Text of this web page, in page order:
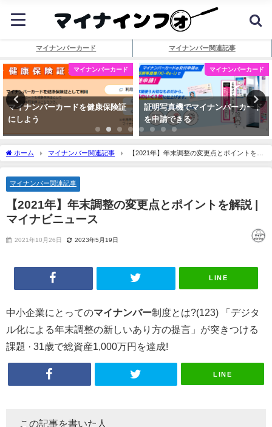
マイナンバーカード マイナンバー関連記事
マイナンバーカード
マイナンバーカードを健康保険証
にしよう
マイナンバーカード
証明写真機でマイナンバーカード
を申請できる
ホーム マイナンバー関連記事
【2021年】年末調整の変更点とポイントを解
説 |マイナビニュース
マイナンバー関連記事
【2021年】年末調整の変更点とポイントを解説 |
マイナビニュース
2021年10月26日 2023年5月19日
LINE
中小企業にとってのマイナンバー制度とは?(123) 「デジタ
ル化による年末調整の新しいあり方の提言」が突きつける
課題 · 31歳で総資産1,000万円を達成!
LINE
この記事を書いた人